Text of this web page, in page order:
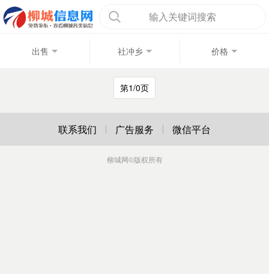
输入关键词搜索
出售 社冲乡 价格
第1/0页
联系我们 广告服务 微信平台
柳城网©版权所有